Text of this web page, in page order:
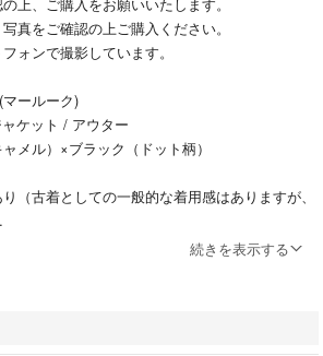
真をご確認の上ご購入ください。
ォンで撮影しています。
マールーク)
ケット / アウター
メル）×ブラック（ドット柄）
（古着としての一般的な着用感はありますが、
、ドット柄が可愛いキルティングコートで
続きを表示する